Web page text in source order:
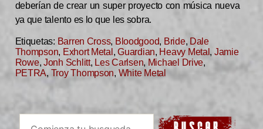
deberían de crear un super proyecto con música nueva
ya que talento es lo que les sobra.
Etiquetas: Barren Cross, Bloodgood, Bride, Dale
Thompson, Exhort Metal ,Guardian, Heavy Metal , Jamie
Rowe, Jonh Schlitt, Les Carlsen, Michael Drive,
PETRA, Troy Thompson, White Metal